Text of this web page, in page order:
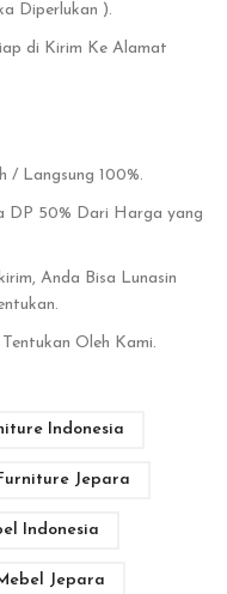
Diperlukan ).
di Kirim Ke Alamat
/ Langsung 100%.
DP 50% Dari Harga yang
Anda Bisa Lunasin
Oleh Kami.
Indonesia
Jepara
Indonesia
Jepara